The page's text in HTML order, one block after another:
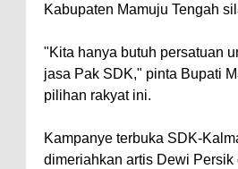
Kabupaten Mamuju Tengah
"Kita hanya butuh persatuan
jasa Pak SDK," pinta Bupati
pilihan rakyat ini.
Kampanye terbuka SDK-
dimeriahkan artis Dewi Persik